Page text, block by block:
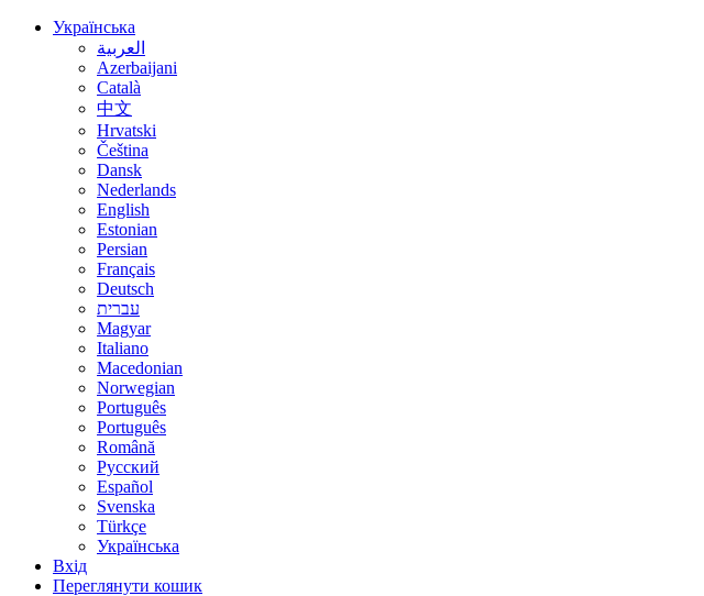
Українська
العربية
Azerbaijani
Català
中文
Hrvatski
Čeština
Dansk
Nederlands
English
Estonian
Persian
Français
Deutsch
עברית
Magyar
Italiano
Macedonian
Norwegian
Português
Português
Română
Русский
Español
Svenska
Türkçe
Українська
Вхід
Переглянути кошик